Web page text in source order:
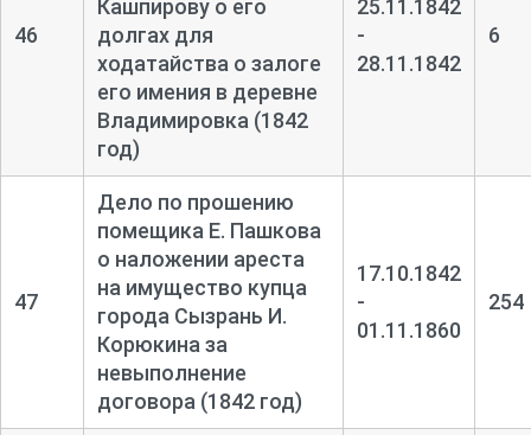
46
Кашпирову о его
долгах для
ходатайства о залоге
его имения в деревне
Владимировка (1842
год)
25.11.1842
-
28.11.1842
6
47
Дело по прошению
помещика Е. Пашкова
о наложении ареста
на имущество купца
города Сызрань И.
Корюкина за
невыполнение
договора (1842 год)
17.10.1842
-
01.11.1860
254